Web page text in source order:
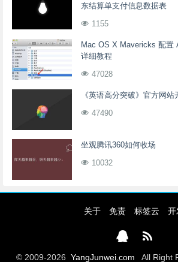
东结算单支付信息数据表
1155
Mac OS X Mavericks 配置
详细教程
47028
《英语高分突破》官方网站
47490
坐观腾讯360如何收场
10032
关于 免责 标签云 开
© 2009-2026 YangJunwei.com All Right